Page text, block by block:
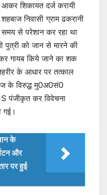
शिकायत दर्ज करायी
निवासी ग्राम ढकरानी
समय से परेशान कर रहा था
पुत्री को जान से मारने की
गायब किये जाने का शक
के आधार पर तत्काल
के विरुद्ध मु0अ0सं0
पंजीकृत कर विवेचना
गई।
के
और
पर हुई